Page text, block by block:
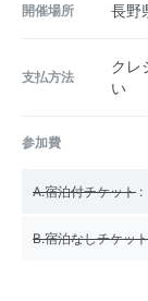
開催場所 長野
支払方法
クレ
い
参加費
A.宿泊付チケット :
B.宿泊なしチケット